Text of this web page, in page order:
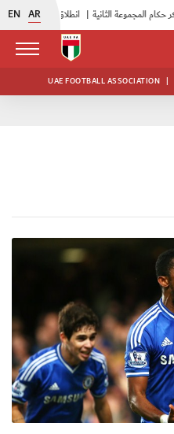
EN AR انطلاق منافسات بطولة النخبة لحرس الرئاسة |
UAE FOOTBALL ASSOCIATION |